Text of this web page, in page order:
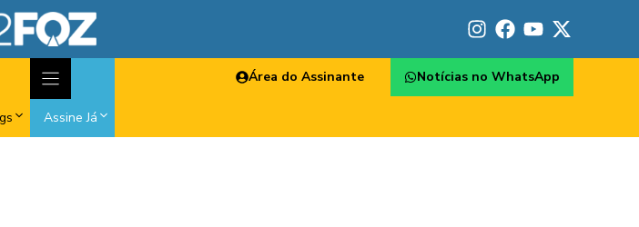
Assine Já
Área do Assinante Notícias no WhatsApp